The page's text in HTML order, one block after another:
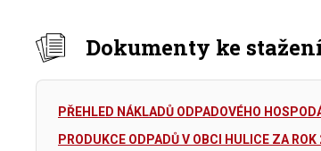
Dokumenty ke
PŘEHLED NÁKLADŮ ODPADOVÉHO
PRODUKCE ODPADŮ V OBCI HULICE ZA ROK